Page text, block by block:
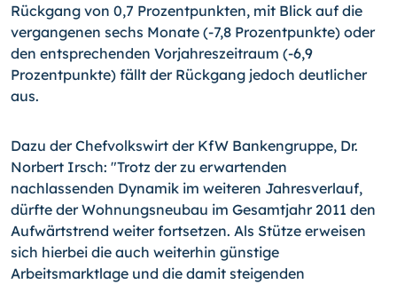
Rückgang von 0,7 Prozentpunkten, mit Blick auf die
vergangenen sechs Monate (-7,8 Prozentpunkte) oder
den entsprechenden Vorjahreszeitraum (-6,9
Prozentpunkte) fällt der Rückgang jedoch deutlicher
aus.
Dazu der Chefvolkswirt der KfW Bankengruppe, Dr.
Norbert Irsch: "Trotz der zu erwartenden
nachlassenden Dynamik im weiteren Jahresverlauf,
dürfte der Wohnungsneubau im Gesamtjahr 2011 den
Aufwärtstrend weiter fortsetzen. Als Stütze erweisen
sich hierbei die auch weiterhin günstige
Arbeitsmarktlage und die damit steigenden